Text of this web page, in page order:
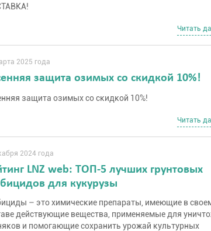
Читать
2025 года
защита озимых со скидкой 10%!
защита озимых со скидкой 10%!
Читать
2024 года
LNZ web: ТОП-5 лучших грунтовых
для кукурузы
– это химические препараты, имеющие в
действующие вещества, применяемые для
и помогающие сохранить урожай культурных